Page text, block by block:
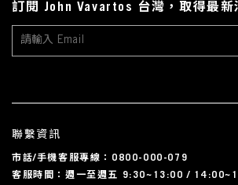
聯繫資訊
市話/手機客服專線：0800-000-079
客服時間：週一至週五 9:30~13:00 /
訂閱 John Vavartos 台灣，取得最新